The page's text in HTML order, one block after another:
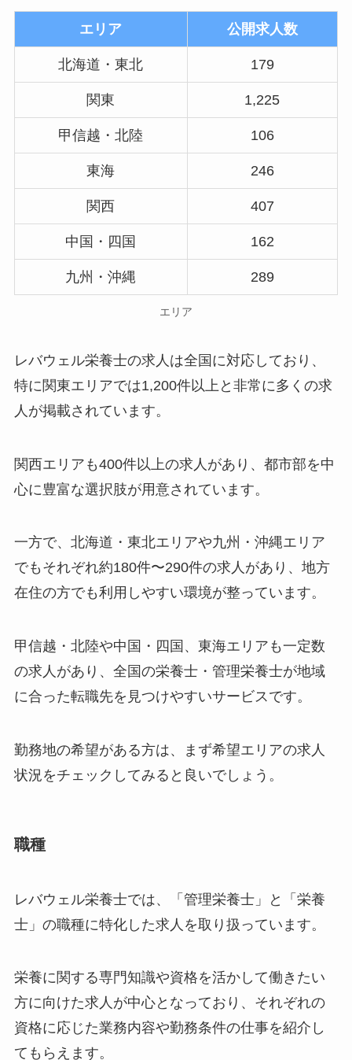
エリア 公開求人数
北海道・東北 179
関東 1,225
甲信越・北陸 106
東海 246
関西 407
中国・四国 162
九州・沖縄 289
エリア
レバウェル栄養士の求人は全国に対応しており、
特に関東エリアでは1,200件以上と非常に多くの求
人が掲載されています。
関西エリアも400件以上の求人があり、都市部を中
心に豊富な選択肢が用意されています。
一方で、北海道・東北エリアや九州・沖縄エリア
でもそれぞれ約180件〜290件の求人があり、地方
在住の方でも利用しやすい環境が整っています。
甲信越・北陸や中国・四国、東海エリアも一定数
の求人があり、全国の栄養士・管理栄養士が地域
に合った転職先を見つけやすいサービスです。
勤務地の希望がある方は、まず希望エリアの求人
状況をチェックしてみると良いでしょう。
職種
レバウェル栄養士では、「管理栄養士」と「栄養
士」の職種に特化した求人を取り扱っています。
栄養に関する専門知識や資格を活かして働きたい
方に向けた求人が中心となっており、それぞれの
資格に応じた業務内容や勤務条件の仕事を紹介し
てもらえます。